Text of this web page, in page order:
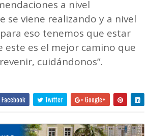
a nivel
se viene realizando y a nivel
eso tenemos que estar
este es el mejor camino que
cuidándonos”.
Facebook Twitter Google+